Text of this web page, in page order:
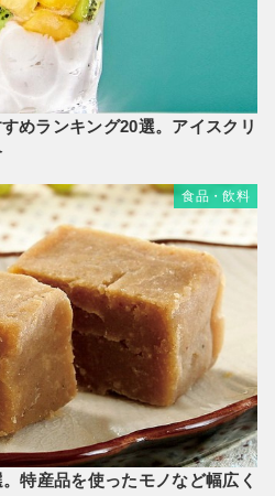
めランキング20選。アイスクリ
食品・飲料
特産品を使ったモノなど幅広く